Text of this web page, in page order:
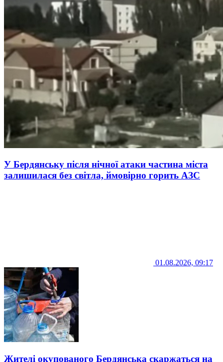
У Бердянську після нічної атаки частина міста
залишилася без світла, ймовірно горить АЗС
01.08.2026, 09:17
Жителі окупованого Бердянська скаржаться на